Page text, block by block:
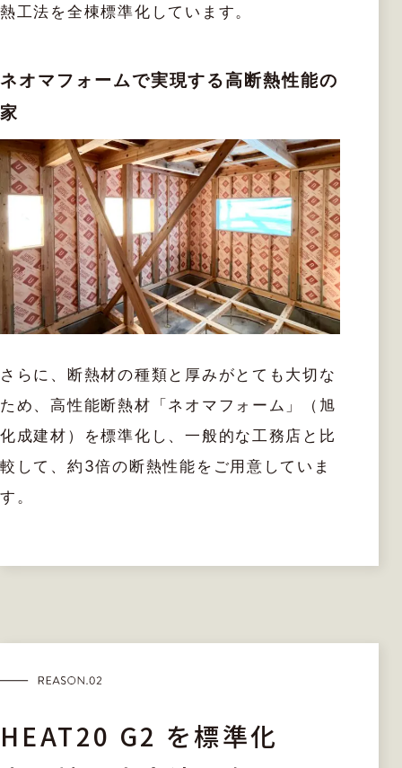
熱工法を全棟標準化しています。
ネオマフォームで実現する高断熱性能の
家
さらに、断熱材の種類と厚みがとても大切な
ため、高性能断熱材「ネオマフォーム」（旭
化成建材）を標準化し、一般的な工務店と比
較して、約3倍の断熱性能をご用意していま
す。
HEAT20 G2 を標準化